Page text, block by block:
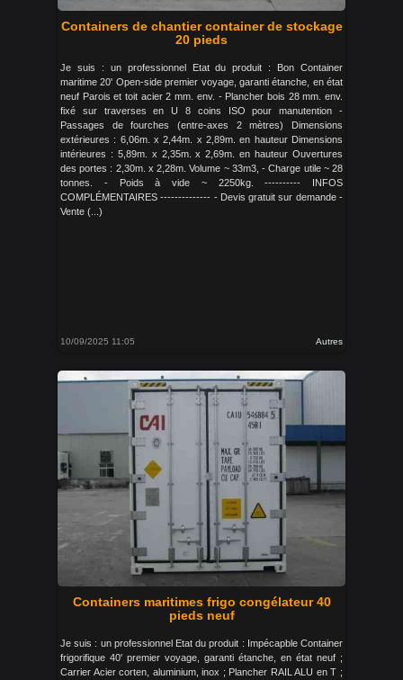
Containers de chantier container de stockage
20 pieds
Je suis : un professionnel Etat du produit : Bon Container
maritime 20' Open-side premier voyage, garanti étanche, en état
neuf Parois et toit acier 2 mm. env. - Plancher bois 28 mm. env.
fixé sur traverses en U 8 coins ISO pour manutention -
Passages de fourches (entre-axes 2 mètres) Dimensions
extérieures : 6,06m. x 2,44m. x 2,89m. en hauteur Dimensions
intérieures : 5,89m. x 2,35m. x 2,69m. en hauteur Ouvertures
des portes : 2,30m. x 2,28m. Volume ~ 33m3, - Charge utile ~ 28
tonnes. - Poids à vide ~ 2250kg. ---------- INFOS
COMPLÉMENTAIRES -------------- - Devis gratuit sur demande -
Vente (...)
10/09/2025 11:05 Autres
Containers maritimes frigo congélateur 40
pieds neuf
Je suis : un professionnel Etat du produit : Impécapble Container
frigorifique 40' premier voyage, garanti étanche, en état neuf ;
Carrier Acier corten, aluminium, inox ; Plancher RAIL ALU en T ;